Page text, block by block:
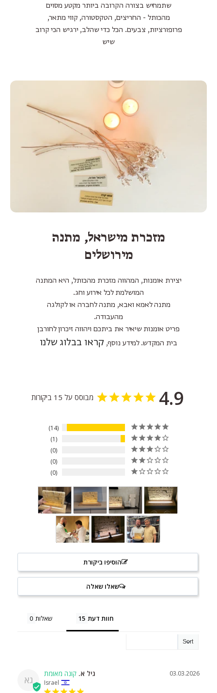
שתמחיש בצורה הקרובה ביותר מקטע מסוים
מהכותל - החריצים, הטקסטורה, קווי מתאר,
פרופורציות, צבעים. הכל כדי שהלב, ירגיש הכי קרוב
שיש
מזכרת מישראל, מתנה
מירושלים
יצירת אומנות, המהווה מזכרת מהכותל, היא המתנה
המושלמת לכל אירוע וחג.
מתנה לאמא ואבא, מתנה לחברה או לקולגה
מהעבודה.
פריט אומנות שיאיר את ביתכם ויהווה זיכרון לחורבן
בית המקדש. למידע נוסף, קראו בבלוג שלנו
4.9 מבוסס על 15 ביקורות
14
1
0
0
0
הוסיפו ביקורת
שאלו שאלה
חוות דעת שאלות
גא
03.03.2026 גיל א.
Israel